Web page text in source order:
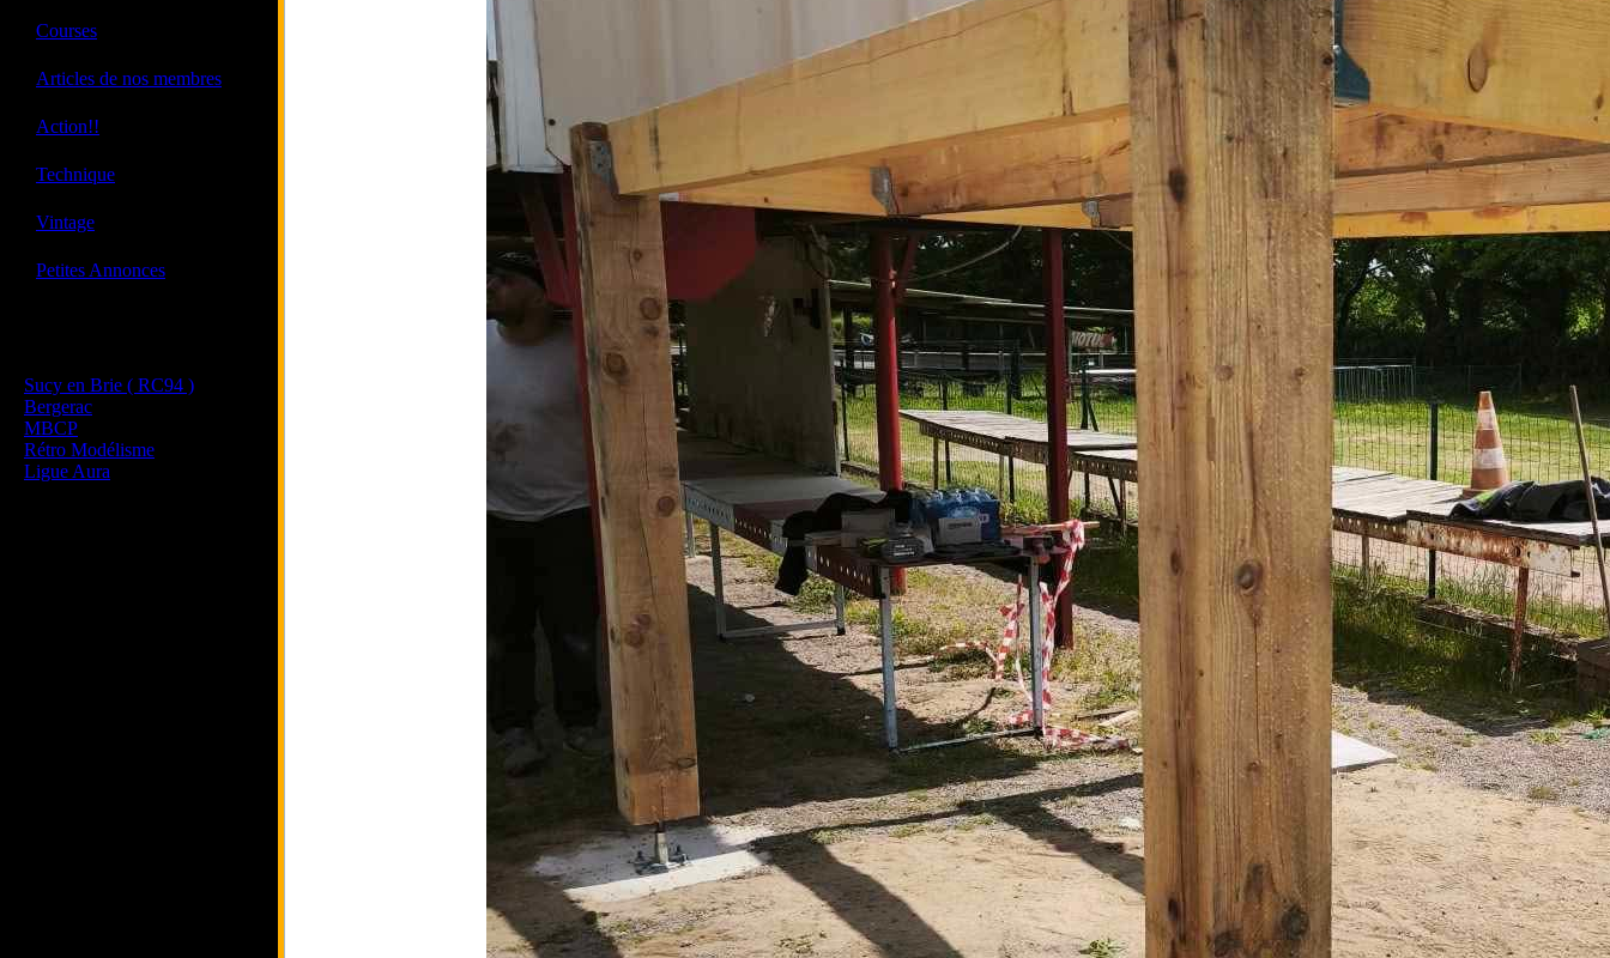
Courses
Articles de nos membres
Action!!
Technique
Vintage
Petites Annonces
Sucy en Brie ( RC94 )
Bergerac
MBCP
Rétro Modélisme
Ligue Aura